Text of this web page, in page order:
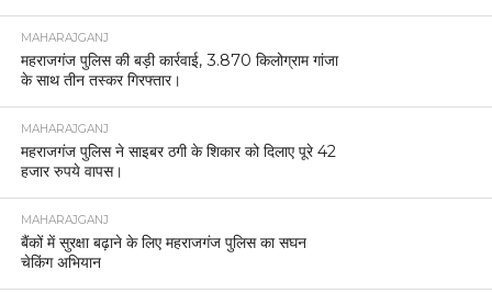
MAHARAJGANJ
महराजगंज पुलिस की बड़ी कार्रवाई, 3.870 किलोग्राम गांजा
के साथ तीन तस्कर गिरफ्तार।
MAHARAJGANJ
महराजगंज पुलिस ने साइबर ठगी के शिकार को दिलाए पूरे 42
हजार रुपये वापस।
MAHARAJGANJ
बैंकों में सुरक्षा बढ़ाने के लिए महराजगंज पुलिस का सघन
चेकिंग अभियान